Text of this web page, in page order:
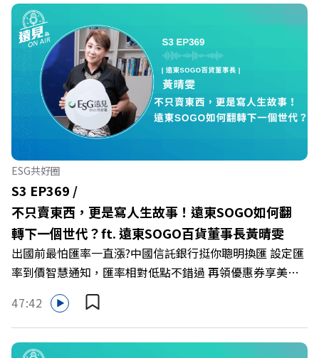
集《遠見ON AIR》邀請新書《透視職場冰山》作者、薩提
爾模式溝通引導師李崇義與謝佳芸，教你如何看穿職場底層
的應對姿態，以及在緊湊的職場節奏中，修煉安頓心法！
🔺你的自我價值，難道只能由考績和主管來決定？ 🔺你或
你的同事，正在用哪種「不一致」的姿態應對壓力？ 🔺如
何在中高壓的「三明治主管」困境中全身而退？ 主持人／
遠見雜誌總編輯 林讓均 與談人／薩提爾模式溝通引導師、
作者 李崇義、謝佳芸 +++++ 🫧清除腦袋的盲點，也順手理
清生活的雜亂。 點開看質感養成術>>
https://gvmkt.pse.is/9al3px ✨關注《遠見》更多的社群：
LINE：https://reurl.cc/A4ELQp IG：
https://bit.ly/3AjBWNV YT：https://bit.ly/38jNi9k
Powered by Firstory Hosting
ESG共好圈
S3 EP369 /
不只賣東西，更是寫人生故事！遠東SOGO如何翻
轉下一個世代？ft. 遠東SOGO百貨董事長黃晴雯
出國前最怕匯率一直漲?中國信託銀行挺你聰明換匯 設定匯
率到價智慧通知，匯率相對低點不錯過 再領優惠券享美金
最高減3分等優惠 立即設定： https://fstry.pse.is/9d7lr7
投資外幣如幣別轉換可能產生匯兌損失，應評估涉及自身情
況審慎投資。 完整注意事項詳見網站資訊。 —— 以上為
Firstory Podcast 廣告 —— 在永續減碳、綠色消費與友善
47:42